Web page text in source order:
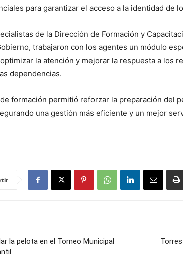
para garantizar el acceso a la identidad de
de la Dirección de Formación y
trabajaron con los agentes un módulo
la atención y mejorar la respuesta a los
dependencias.
formación permitió reforzar la preparación del
una gestión más eficiente y un mejor
la pelota en el Torneo Municipal